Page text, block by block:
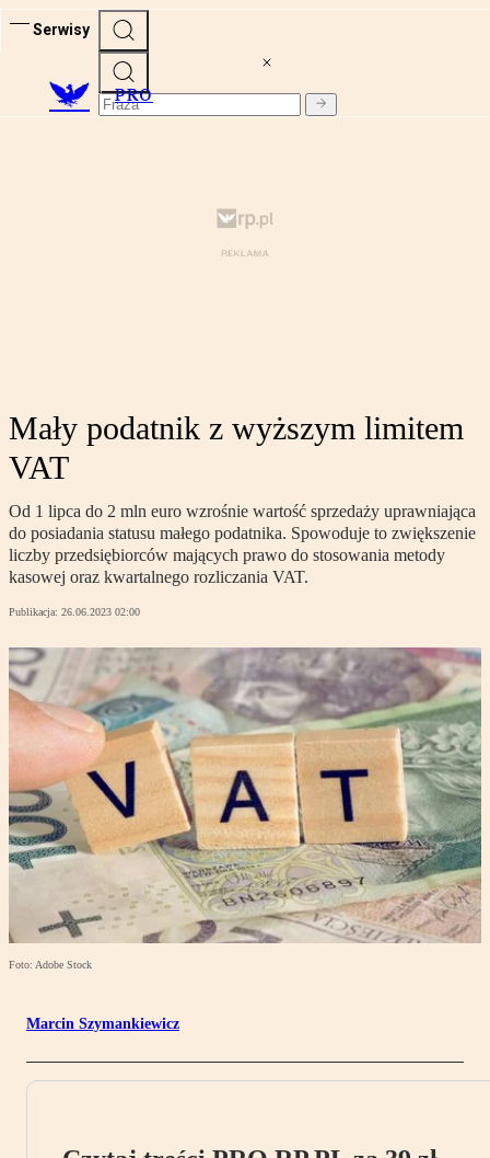
Serwisy
PRO
Mały podatnik z wyższym limitem
VAT
Od 1 lipca do 2 mln euro wzrośnie wartość sprzedaży uprawniająca
do posiadania statusu małego podatnika. Spowoduje to zwiększenie
liczby przedsiębiorców mających prawo do stosowania metody
kasowej oraz kwartalnego rozliczania VAT.
Publikacja: 26.06.2023 02:00
Foto: Adobe Stock
Marcin Szymankiewicz